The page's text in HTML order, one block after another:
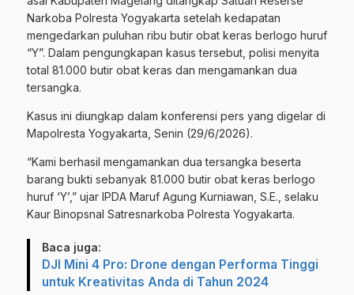
Narkoba Polresta Yogyakarta setelah kedapatan
mengedarkan puluhan ribu butir obat keras berlogo huruf
“Y”. Dalam pengungkapan kasus tersebut, polisi menyita
total 81.000 butir obat keras dan mengamankan dua
tersangka.
Kasus ini diungkap dalam konferensi pers yang digelar di
Mapolresta Yogyakarta, Senin (29/6/2026).
“Kami berhasil mengamankan dua tersangka beserta
barang bukti sebanyak 81.000 butir obat keras berlogo
huruf ‘Y’,” ujar IPDA Maruf Agung Kurniawan, S.E., selaku
Kaur Binopsnal Satresnarkoba Polresta Yogyakarta.
Baca juga:
DJI Mini 4 Pro: Drone dengan Performa Tinggi
untuk Kreativitas Anda di Tahun 2024